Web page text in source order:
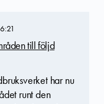
till följd
har nu
runt den